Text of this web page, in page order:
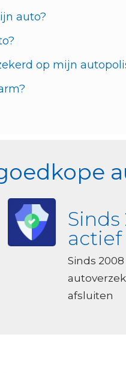
auto?
op mijn
Sinds
actief
Sinds
afsluiten